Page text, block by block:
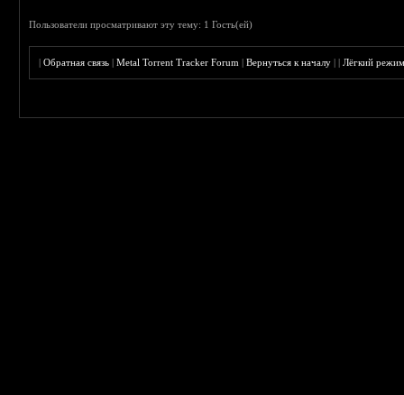
Пользователи просматривают эту тему: 1 Гость(ей)
|Обратная связь |Metal Torrent Tracker Forum |Вернуться к началу ||Лёгкий